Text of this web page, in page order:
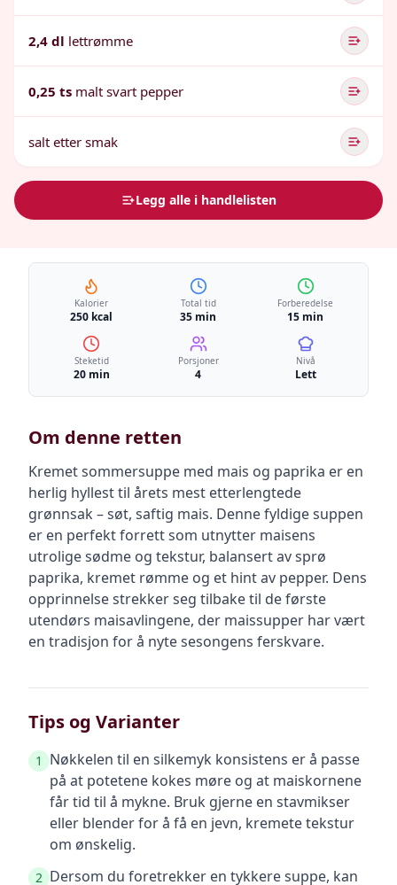
2,4 dl lettrømme
0,25 ts malt svart pepper
salt etter smak
Legg alle i handlelisten
Kalorier
250 kcal
Total tid
35 min
Forberedelse
15 min
Steketid
20 min
Porsjoner
4
Nivå
Lett
Om denne retten
Kremet sommersuppe med mais og paprika er en
herlig hyllest til årets mest etterlengtede
grønnsak – søt, saftig mais. Denne fyldige suppen
er en perfekt forrett som utnytter maisens
utrolige sødme og tekstur, balansert av sprø
paprika, kremet rømme og et hint av pepper. Dens
opprinnelse strekker seg tilbake til de første
utendørs maisavlingene, der maissupper har vært
en tradisjon for å nyte sesongens ferskvare.
Tips og Varianter
1
Nøkkelen til en silkemyk konsistens er å passe
på at potetene kokes møre og at maiskornene
får tid til å mykne. Bruk gjerne en stavmikser
eller blender for å få en jevn, kremete tekstur
om ønskelig.
2 Dersom du foretrekker en tykkere suppe, kan